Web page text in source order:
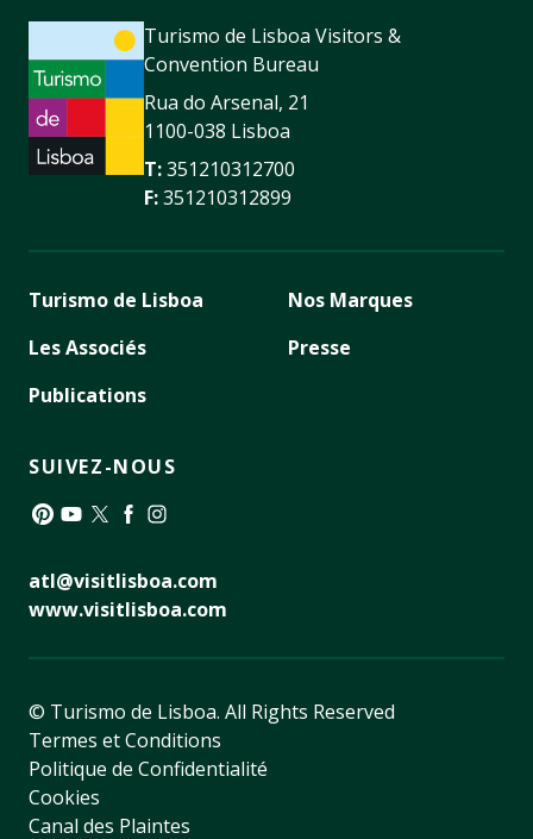
Turismo de Lisboa Visitors &
Convention Bureau
Rua do Arsenal, 21
1100-038 Lisboa
T:351210312700
F:351210312899
Turismo de Lisboa
Les Associés
Publications
Nos Marques
Presse
SUIVEZ-NOUS
atl@visitlisboa.com
www.visitlisboa.com
© Turismo de Lisboa. All Rights Reserved
Termes et Conditions
Politique de Confidentialité
Cookies
Canal des Plaintes